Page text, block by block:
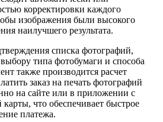
корректировки каждого
изображения были высокого
наилучшего результата.
списка фотографий,
типа фотобумаги и способа
также производится расчет
заказ на печать фотографий
на сайте или в приложении с
что обеспечивает быстрое
платежа.